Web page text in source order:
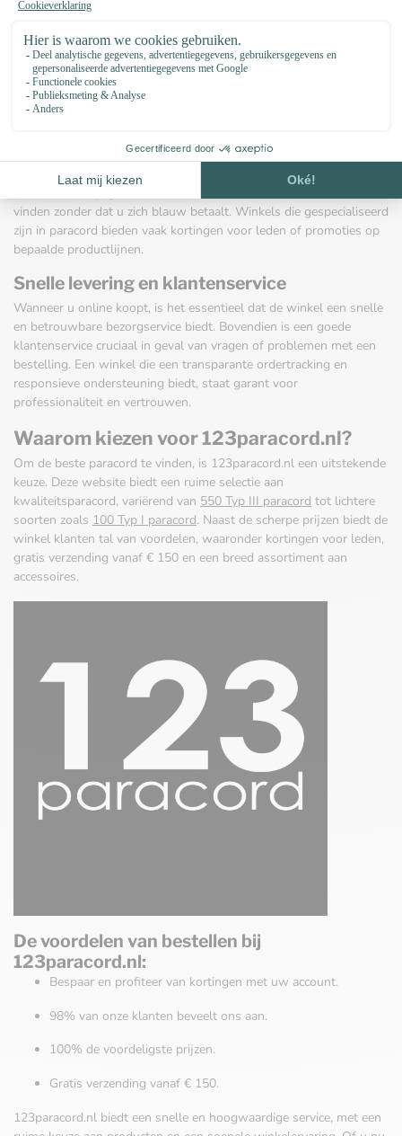
gedetailleerde beschrijvingen en informatie over de herkomst en de
kwaliteit van de materialen. De prijzen moeten concurrerend zijn,
maar dit mag niet ten koste gaan van de kwaliteit.
Een ruime keuze en concurrerende prijzen
aanbieden, waaronder verschillende soorten paracord, accessoires
zoals gespen, kralen en knoopgereedschap. Bovendien zorgen
concurrerende prijzen ervoor dat u kwaliteitsmaterialen kunt
vinden zonder dat u zich blauw betaalt. Winkels die gespecialiseerd
zijn in paracord bieden vaak kortingen voor leden of promoties op
bepaalde productlijnen.
Snelle levering en klantenservice
Wanneer u online koopt, is het essentieel dat de winkel een snelle
en betrouwbare bezorgservice biedt. Bovendien is een goede
klantenservice cruciaal in geval van vragen of problemen met een
bestelling. Een winkel die een transparante ordertracking en
responsieve ondersteuning biedt, staat garant voor
professionaliteit en vertrouwen.
Waarom kiezen voor 123paracord.nl?
Om de beste paracord te vinden, is 123paracord.nl een uitstekende
keuze. Deze website biedt een ruime selectie aan
kwaliteitsparacord, variërend van 550 Typ III paracord tot lichtere
soorten zoals 100 Typ I paracord. Naast de scherpe prijzen biedt de
winkel klanten tal van voordelen, waaronder kortingen voor leden,
gratis verzending vanaf € 150 en een breed assortiment aan
accessoires.
De voordelen van bestellen bij
123paracord.nl:
Bespaar en profiteer van kortingen met uw account.
98% van onze klanten beveelt ons aan.
100% de voordeligste prijzen.
Gratis verzending vanaf € 150.
123paracord.nl biedt een snelle en hoogwaardige service, met een